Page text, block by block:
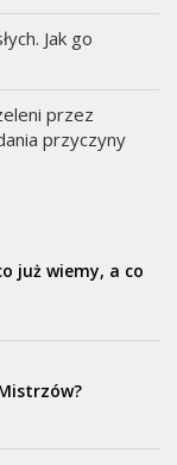
Jak go
przez
przyczyny
już wiemy, a co